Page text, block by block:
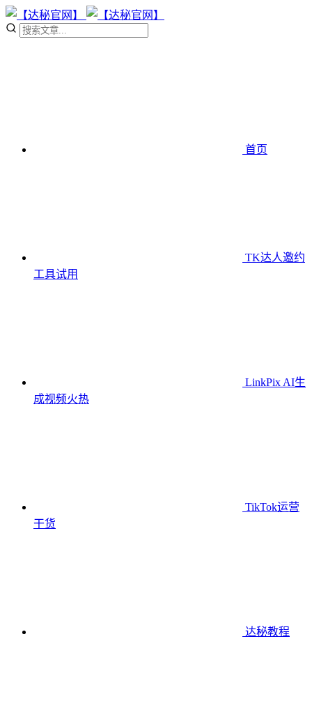
首页
TK达人邀约
工具试用
LinkPix AI生
成视频火热
TikTok运营
干货
达秘教程